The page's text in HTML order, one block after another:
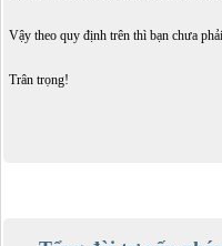
Vậy theo quy định trên thì bạn chưa
Trân trọng!